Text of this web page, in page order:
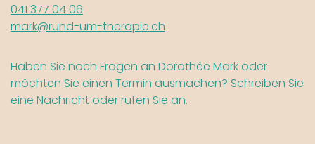
041 377 04 06
mark@rund-um-therapie.ch
Haben Sie noch Fragen an Dorothée Mark oder
möchten Sie einen Termin ausmachen? Schreiben Sie
eine Nachricht oder rufen Sie an.